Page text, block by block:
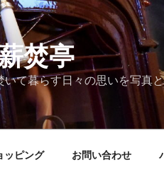
焚亭
て暮らす日々の思いを写真と
ッピング お問い合わせ